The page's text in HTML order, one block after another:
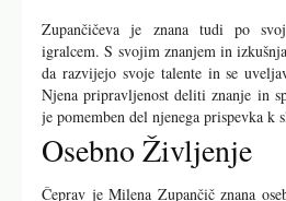
Zupančičeva je znana tudi po
igralcem. S svojim znanjem in
da razvijejo svoje talente in se
Njena pripravljenost deliti znanje in
je pomemben del njenega prispevka k
Osebno Življenje
Čeprav je Milena Zupančič znana